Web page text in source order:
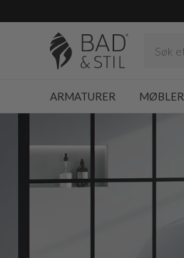
ARMATURER MØBLER